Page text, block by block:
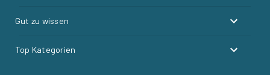
Gut zu wissen
Top Kategorien